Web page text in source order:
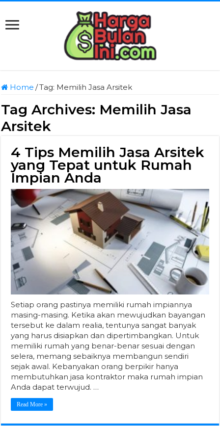
Home /Tag: Memilih Jasa Arsitek
Tag Archives: Memilih Jasa
Arsitek
4 Tips Memilih Jasa Arsitek
yang Tepat untuk Rumah
Impian Anda
Setiap orang pastinya memiliki rumah impiannya
masing-masing. Ketika akan mewujudkan bayangan
tersebut ke dalam realia, tentunya sangat banyak
yang harus disiapkan dan dipertimbangkan. Untuk
memiliki rumah yang benar-benar sesuai dengan
selera, memang sebaiknya membangun sendiri
sejak awal. Kebanyakan orang berpikir hanya
membutuhkan jasa kontraktor maka rumah impian
Anda dapat terwujud. …
Read More »